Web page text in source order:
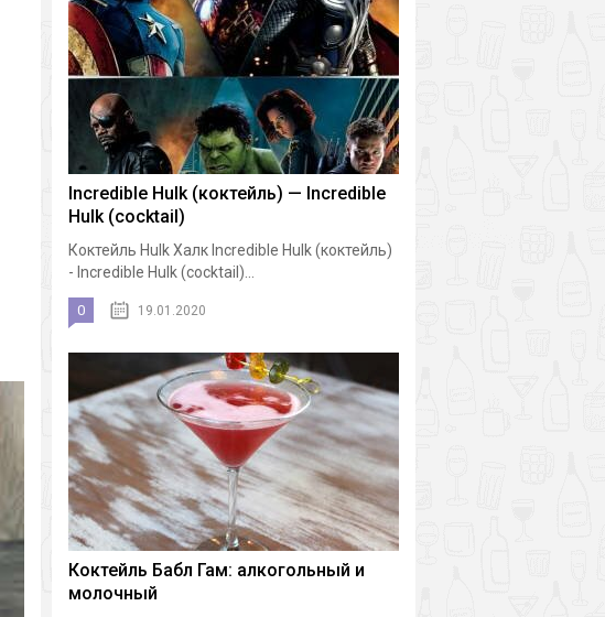
Incredible Hulk (коктейль) — Incredible
Hulk (cocktail)
Коктейль Hulk Халк Incredible Hulk (коктейль)
- Incredible Hulk (cocktail)...
0 19.01.2020
Коктейль Бабл Гам: алкогольный и
молочный